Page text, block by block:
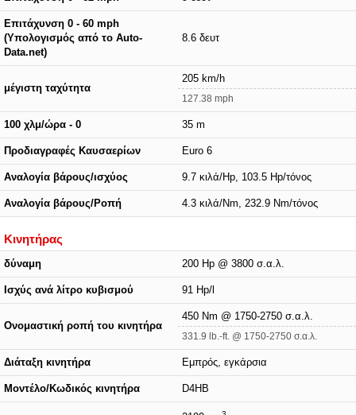
Επιτάχυνση 0 - 60 mph
(Υπολογισμός από το Auto-
Data.net)
8.6 δευτ
μέγιστη ταχύτητα
205 km/h
127.38 mph
100 χλμ/ώρα - 0 35 m
Προδιαγραφές Καυσαερίων Euro 6
Αναλογία βάρους/ισχύος 9.7 κιλά/Hp, 103.5 Hp/τόνος
Αναλογία βάρους/Ροπή 4.3 κιλά/Nm, 232.9 Nm/τόνος
Κινητήρας
δύναμη 200 Hp @ 3800 σ.α.λ.
Ισχύς ανά λίτρο κυβισμού 91 Hp/l
Ονομαστική ροπή του κινητήρα
450 Nm @ 1750-2750 σ.α.λ.
331.9 lb.-ft. @ 1750-2750 σ.α.λ.
Διάταξη κινητήρα Εμπρός, εγκάρσια
Μοντέλο/Κωδικός κινητήρα D4HB